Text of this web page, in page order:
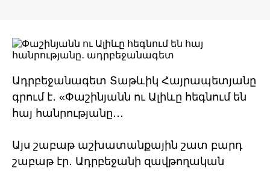
Ադրբեջանագետ Տաթևիկ Հայրապետյանը
գրում է․ «Փաշինյանն ու Ալիևը հեգնում են
հայ հանրությանը․․․
Այս շաբաթ աշխատանքային շատ բարդ
շաբաթ էր․ Ադրբեջանի զավթողական